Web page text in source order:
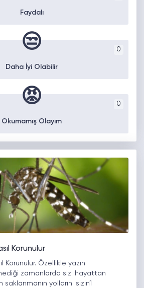
Faydalı
0
😒
Daha İyi Olabilir
0
😡
Okumamış Olayım
Korunulur
Korunulur. Özellikle yazın
zamanlarda sizi hayattan
yollarını sizin1